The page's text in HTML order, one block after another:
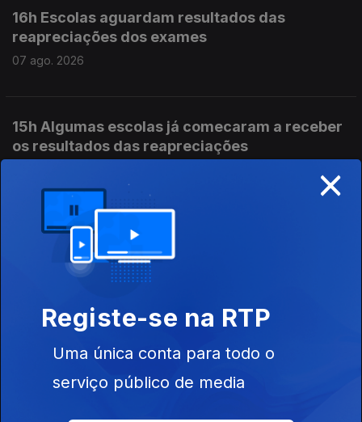
16h Escolas aguardam resultados das
reapreciações dos exames
07 ago. 2026
15h Algumas escolas já comecaram a receber
os resultados das reapreciações
14h IL considera que Luís Neves não tem
condições para continuar no cargo
07 ago. 2026
13h Livre pede a Montenegro que se pronuncie
sobre auditoria aos mandatos de Luís Neves
07 ago. 2026
×
Registe-se na RTP
Uma única conta para todo o
serviço público de media